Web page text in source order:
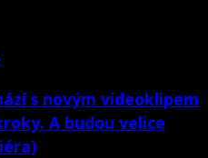
s novým videoklipem
A budou velice